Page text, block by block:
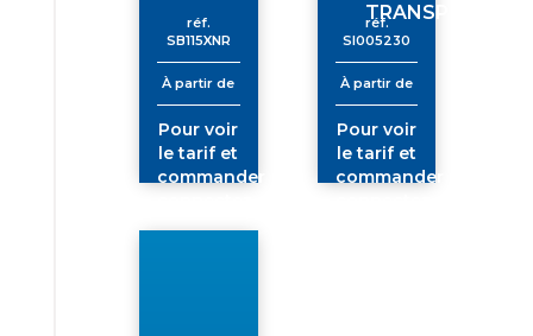
réf.
SB115XNR
À partir de
Pour voir
le tarif et
commander
TRANSP
réf.
SI005230
À partir de
Pour voir
le tarif et
commander